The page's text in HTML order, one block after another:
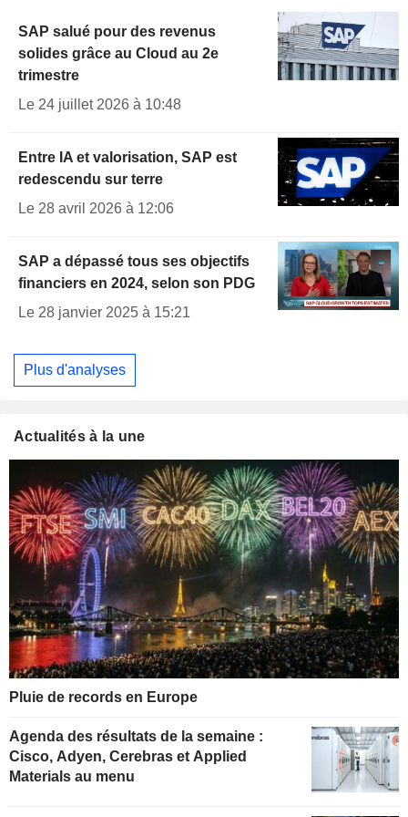
SAP salué pour des revenus
solides grâce au Cloud au 2e
trimestre
Le 24 juillet 2026 à 10:48
Entre IA et valorisation, SAP est
redescendu sur terre
Le 28 avril 2026 à 12:06
SAP a dépassé tous ses objectifs
financiers en 2024, selon son PDG
Le 28 janvier 2025 à 15:21
Plus d'analyses
Actualités à la une
Pluie de records en Europe
Agenda des résultats de la semaine :
Cisco, Adyen, Cerebras et Applied
Materials au menu